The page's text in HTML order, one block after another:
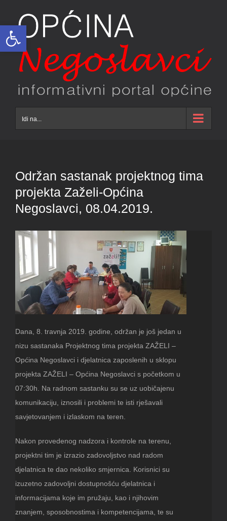
Open toolbar
content
Idi na...
Održan sastanak projektnog tima
projekta Zaželi-Općina
Negoslavci, 08.04.2019.
Dana, 8. travnja 2019. godine, održan je još jedan u
nizu sastanaka Projektnog tima projekta ZAŽELI –
Općina Negoslavci i djelatnica zaposlenih u sklopu
projekta ZAŽELI – Općina Negoslavci s početkom u
07:30h. Na radnom sastanku su se uz uobičajenu
komunikaciju, iznosili i problemi te isti rješavali
savjetovanjem i izlaskom na teren.
Nakon provedenog nadzora i kontrole na terenu,
projektni tim je izrazio zadovoljstvo nad radom
djelatnica te dao nekoliko smjernica. Korisnici su
izuzetno zadovoljni dostupnošću djelatnica i
informacijama koje im pružaju, kao i njihovim
znanjem, sposobnostima i kompetencijama, te su